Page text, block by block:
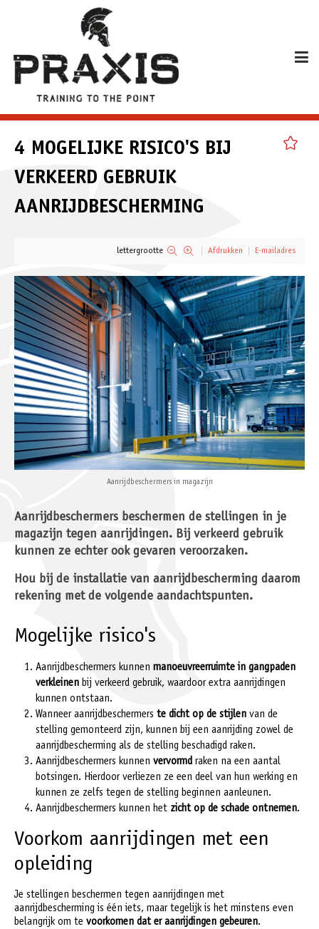
4 MOGELIJKE RISICO'S BIJ
VERKEERD GEBRUIK
AANRIJDBESCHERMING
lettergrootte Afdrukken E-mailadres
Aanrijdbeschermers in magazijn
Aanrijdbeschermers beschermen de stellingen in je
magazijn tegen aanrijdingen. Bij verkeerd gebruik
kunnen ze echter ook gevaren veroorzaken.
Hou bij de installatie van aanrijdbescherming daarom
rekening met de volgende aandachtspunten.
Mogelijke risico's
Aanrijdbeschermers kunnen manoeuvreerruimte in gangpaden
verkleinen bij verkeerd gebruik, waardoor extra aanrijdingen
kunnen ontstaan.
Wanneer aanrijdbeschermers te dicht op de stijlen van de
stelling gemonteerd zijn, kunnen bij een aanrijding zowel de
aanrijdbescherming als de stelling beschadigd raken.
Aanrijdbeschermers kunnen vervormd raken na een aantal
botsingen. Hierdoor verliezen ze een deel van hun werking en
kunnen ze zelfs tegen de stelling beginnen aanleunen.
Aanrijdbeschermers kunnen het zicht op de schade ontnemen.
Voorkom aanrijdingen met een
opleiding
Je stellingen beschermen tegen aanrijdingen met
aanrijdbescherming is één iets, maar tegelijk is het minstens even
belangrijk om te voorkomen dat er aanrijdingen gebeuren.